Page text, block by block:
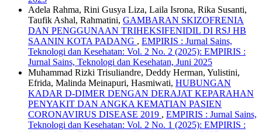
Adela Rahma, Rini Gusya Liza, Laila Isrona, Rika Susanti,
Taufik Ashal, Rahmatini, GAMBARAN SKIZOFRENIA
DAN PENGGUNAAN TRIHEKSIFENIDIL DI RSJ HB
SAANIN KOTA PADANG , EMPIRIS : Jurnal Sains,
Teknologi dan Kesehatan: Vol. 2 No. 2 (2025): EMPIRIS :
Jurnal Sains, Teknologi dan Kesehatan, Juni 2025
Muhammad Rizki Trisuliandre, Deddy Herman, Yulistini,
Efrida, Malinda Meinapuri, Hasmiwati, HUBUNGAN
KADAR D-DIMER DENGAN DERAJAT KEPARAHAN
PENYAKIT DAN ANGKA KEMATIAN PASIEN
CORONAVIRUS DISEASE 2019 , EMPIRIS : Jurnal Sains,
Teknologi dan Kesehatan: Vol. 2 No. 1 (2025): EMPIRIS :